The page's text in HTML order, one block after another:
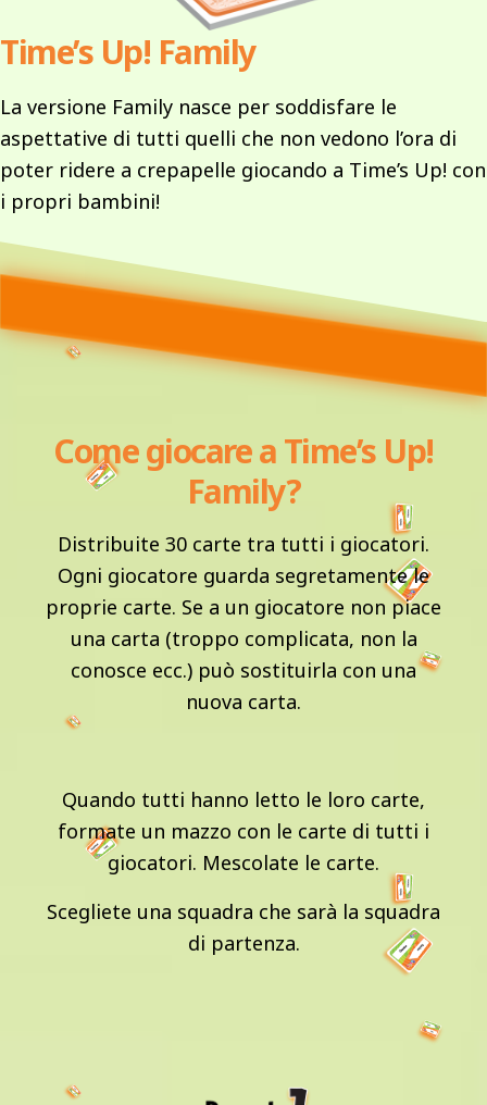
Time’s Up! Family
La versione Family nasce per soddisfare le
aspettative di tutti quelli che non vedono l’ora di
poter ridere a crepapelle giocando a Time’s Up! con
i propri bambini!
Come giocare a Time’s Up!
Family?
Distribuite 30 carte tra tutti i giocatori.
Ogni giocatore guarda segretamente le
proprie carte. Se a un giocatore non piace
una carta (troppo complicata, non la
conosce ecc.) può sostituirla con una
nuova carta.
Quando tutti hanno letto le loro carte,
formate un mazzo con le carte di tutti i
giocatori. Mescolate le carte.
Scegliete una squadra che sarà la squadra
di partenza.